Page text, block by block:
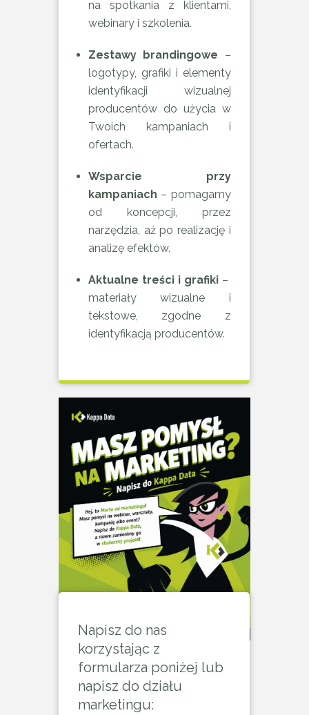
na spotkania z klientami,
webinary i szkolenia.
Zestawy brandingowe –
logotypy, grafiki i elementy
identyfikacji wizualnej
producentów do użycia w
Twoich kampaniach i
ofertach.
Wsparcie przy
kampaniach – pomagamy
od koncepcji, przez
narzędzia, aż po realizację i
analizę efektów.
Aktualne treści i grafiki–
materiały wizualne i
tekstowe, zgodne z
identyfikacją producentów.
Napisz do nas
korzystając z
formularza poniżej lub
napisz do działu
marketingu: